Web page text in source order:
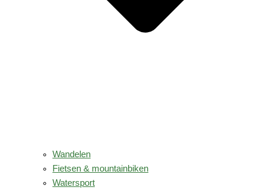
Wandelen
Fietsen & mountainbiken
Watersport